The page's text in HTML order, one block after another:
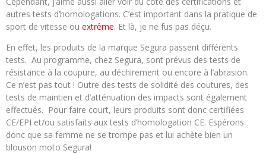
autres tests d’homologations. C’est important dans la pratique de
sport de vitesse ou extrême. Et là, je ne fus pas déçu.
En effet, les produits de la marque Segura passent différents
tests. Au programme, chez Segura, sont prévus des tests de
résistance à la coupure, au déchirement ou encore à l’abrasion.
Ce n’est pas tout ! Outre des tests de solidité des coutures, des
tests de maintien et d’atténuation des impacts sont également
effectués. Pour faire court, leurs produits sont donc certifiées
CE/EPI et/ou satisfaits aux tests d’homologation CE. Espérons
donc que sa femme ne se trompe pas et lui achète bien un
blouson moto Segura!